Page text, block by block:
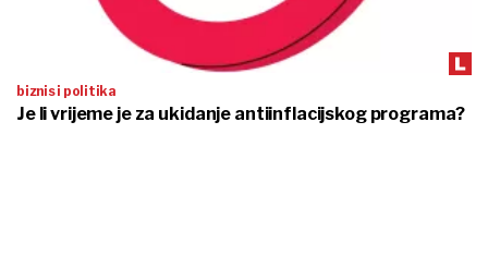
biznis i politika
Je li vrijeme je za ukidanje antiinflacijskog programa?